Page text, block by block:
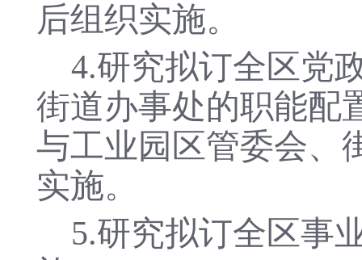
后组织实施。
4.研究拟订全区党
街道办事处的职能配
与工业园区管委会、
实施。
5.研究拟订全区事